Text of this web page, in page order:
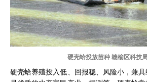
硬壳蛤投放苗种 赣榆区科技
硬壳蛤养殖投入低、回报稳、风险小，兼具